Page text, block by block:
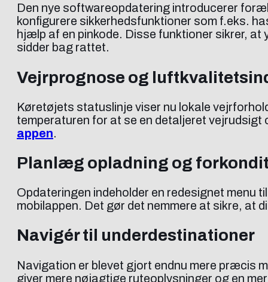
Den nye softwareopdatering introducerer
konfigurere sikkerhedsfunktioner som f.eks.
hjælp af en pinkode. Disse funktioner sikrer,
sidder bag rattet.
Vejrprognose og
Køretøjets statuslinje viser nu lokale
temperaturen for at se en detaljeret
appen.
Planlæg opladning og
Opdateringen indeholder en redesignet menu
mobilappen. Det gør det nemmere at sikre, at
Navigér til underdestinationer
Navigation er blevet gjort endnu mere præcis
giver mere nøjagtige ruteoplysninger og en